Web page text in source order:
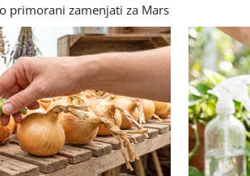
primorani zamenjati za Mars